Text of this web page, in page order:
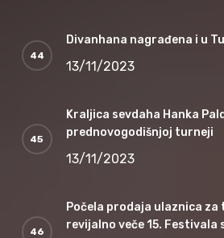
Divanhana nagrađena i u
13/11/2023
Kraljica sevdaha Hanka
prednovogodišnjoj turneji
13/11/2023
Počela prodaja ulaznica za
revijalno veče 15. Festivala